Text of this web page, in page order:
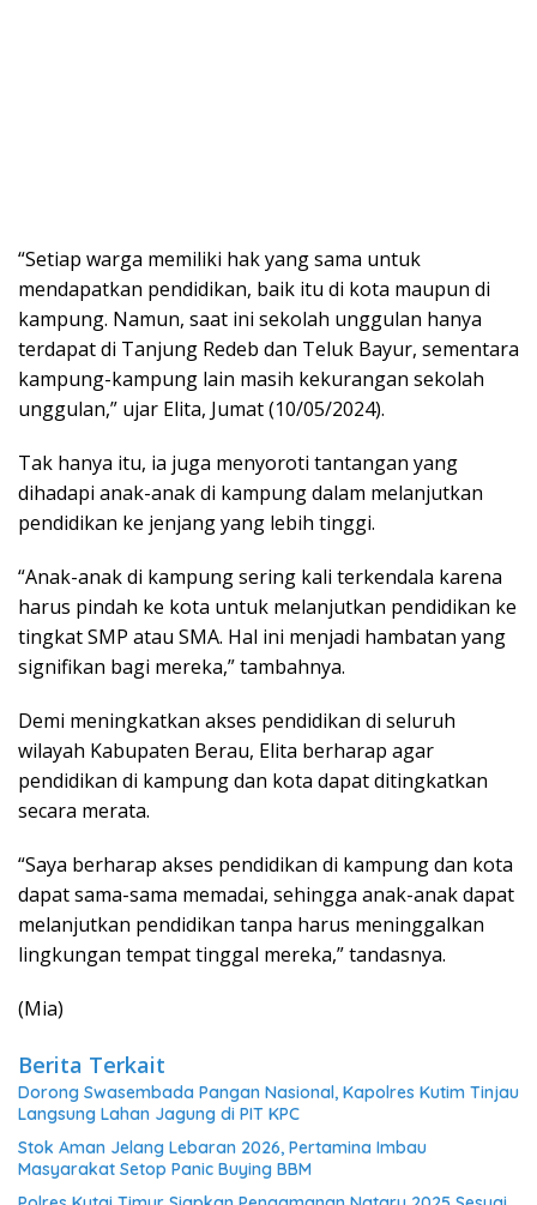
“Setiap warga memiliki hak yang sama untuk
mendapatkan pendidikan, baik itu di kota maupun di
kampung. Namun, saat ini sekolah unggulan hanya
terdapat di Tanjung Redeb dan Teluk Bayur, sementara
kampung-kampung lain masih kekurangan sekolah
unggulan,” ujar Elita, Jumat (10/05/2024).
Tak hanya itu, ia juga menyoroti tantangan yang
dihadapi anak-anak di kampung dalam melanjutkan
pendidikan ke jenjang yang lebih tinggi.
“Anak-anak di kampung sering kali terkendala karena
harus pindah ke kota untuk melanjutkan pendidikan ke
tingkat SMP atau SMA. Hal ini menjadi hambatan yang
signifikan bagi mereka,” tambahnya.
Demi meningkatkan akses pendidikan di seluruh
wilayah Kabupaten Berau, Elita berharap agar
pendidikan di kampung dan kota dapat ditingkatkan
secara merata.
“Saya berharap akses pendidikan di kampung dan kota
dapat sama-sama memadai, sehingga anak-anak dapat
melanjutkan pendidikan tanpa harus meninggalkan
lingkungan tempat tinggal mereka,” tandasnya.
(Mia)
Berita Terkait
Dorong Swasembada Pangan Nasional, Kapolres Kutim Tinjau
Langsung Lahan Jagung di PIT KPC
Stok Aman Jelang Lebaran 2026, Pertamina Imbau
Masyarakat Setop Panic Buying BBM